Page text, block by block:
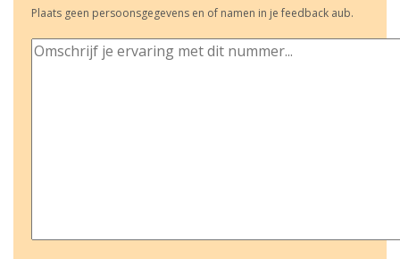
Plaats geen persoonsgegevens en of namen in je feedback aub.